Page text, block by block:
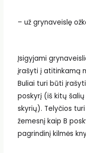
– už grynaveislę
Įsigyjami
įrašyti į atitinkamą
Buliai turi būti
poskyrį (iš kitų šalių
skyrių). Telyčios
žemesnį kaip B
pagrindinį kilmės